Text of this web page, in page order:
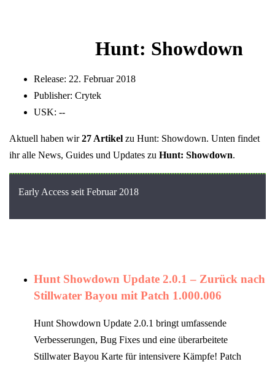
Hunt: Showdown
Release: 22. Februar 2018
Publisher: Crytek
USK: --
Aktuell haben wir27 Artikel zu Hunt: Showdown. Unten findet
ihr alle News, Guides und Updates zu Hunt: Showdown.
Early Access seit Februar 2018
Hunt Showdown Update 2.0.1 – Zurück nach
Stillwater Bayou mit Patch 1.000.006
Hunt Showdown Update 2.0.1 bringt umfassende
Verbesserungen, Bug Fixes und eine überarbeitete
Stillwater Bayou Karte für intensivere Kämpfe! Patch